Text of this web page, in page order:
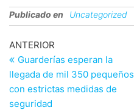
Publicado en Uncategorized
Navegación
de
entradas
Entrada
anterior
ANTERIOR
Guarderías esperan la
llegada de mil 350 pequeños
con estrictas medidas de
seguridad